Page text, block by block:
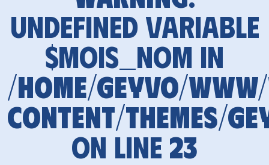
Undefined variable
$mois_nom in
/home/geyvo/
content/themes/
on line 23